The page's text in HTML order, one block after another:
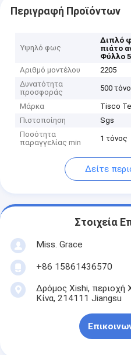
Περιγραφή Προϊόντων
Υψηλό φως
Διπλό
πιάτο
Φύλλο
Αριθμό μοντέλου
2205
Δυνατότητα
προσφοράς
500
Μάρκα
Tisco
Πιστοποίηση
Sgs
Ποσότητα
παραγγελίας min
1 τόνος
Δείτε
Στοιχεία
Miss. Grace
+86 15861436570
Δρόμος Xishi, περιοχή
Κίνα, 214111 Jiangsu